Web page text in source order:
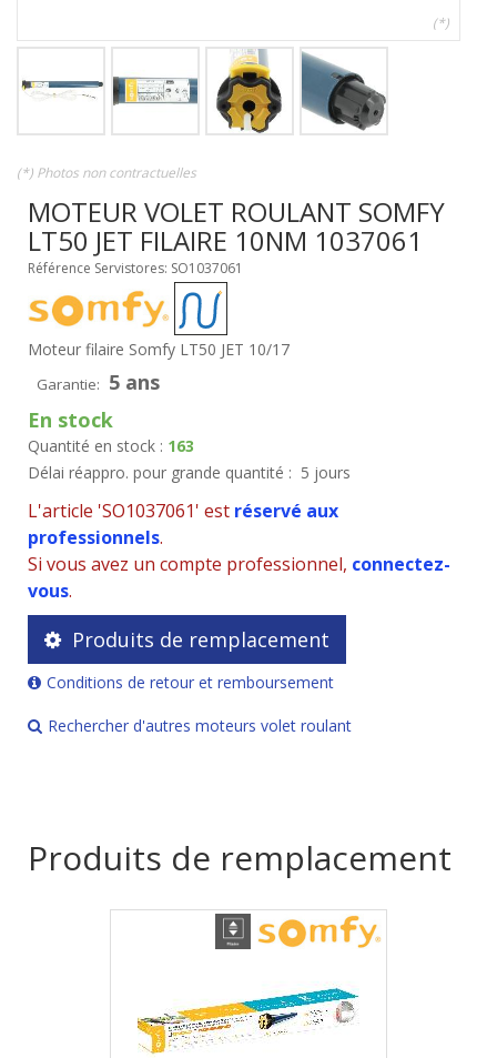
(*)
(*) Photos non contractuelles
MOTEUR VOLET ROULANT SOMFY
LT50 JET FILAIRE 10NM 1037061
Référence Servistores: SO1037061
Moteur filaire Somfy LT50 JET 10/17
Garantie: 5 ans
En stock
Quantité en stock : 163
Délai réappro. pour grande quantité : 5 jours
L'article 'SO1037061' est réservé aux
professionnels.
Si vous avez un compte professionnel, connectez-
vous.
Produits de remplacement
Conditions de retour et remboursement
Rechercher d'autres moteurs volet roulant
Produits de remplacement